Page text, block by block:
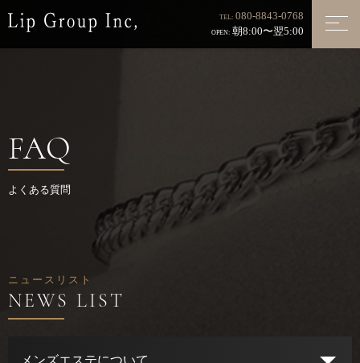
TEL: 080-8843-0768
OPEN: 朝8:00〜翌5:00
FAQ
よくある質問
ニュースリスト